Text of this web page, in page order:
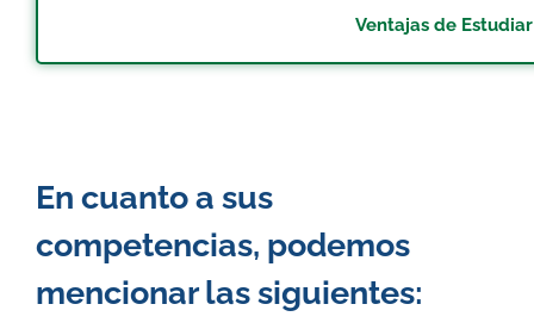
Ventajas de
En cuanto a sus
competencias, podemos
mencionar las siguientes: